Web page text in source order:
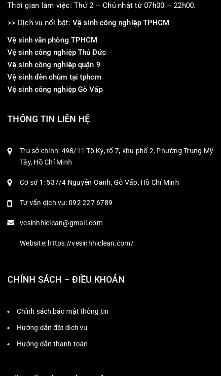
Thời gian làm việc: Thứ 2 – Chủ nhật từ 07h00 – 22h00.
>> Dịch vụ nổi bật: Vệ sinh công nghiệp TPHCM
Vệ sinh văn phòng TPHCM
Vệ sinh công nghiệp Thủ Đức
Vệ sinh công nghiệp quận 9
Vệ sinh đèn chùm tại tphcm
Vệ sinh công nghiệp Gò Vấp
THÔNG TIN LIÊN HỆ
Trụ sở chính: 498/11 Tô Ký, tổ 7, khu phố 2, Phường Trung Mỹ
Tây, Hồ Chí Minh
Cơ sở 1: 537/4 Nguyễn Oanh, Gò Vấp, Hồ Chí Minh
Tư vấn dịch vụ: 092 227 6789
vesinhhiclean@gmail.com
Website: https://vesinhhiclean.com/
CHÍNH SÁCH – ĐIỀU KHOẢN
Chính sách bảo mật thông tin
Hướng dẫn đặt dịch vụ
Hướng dẫn thanh toán